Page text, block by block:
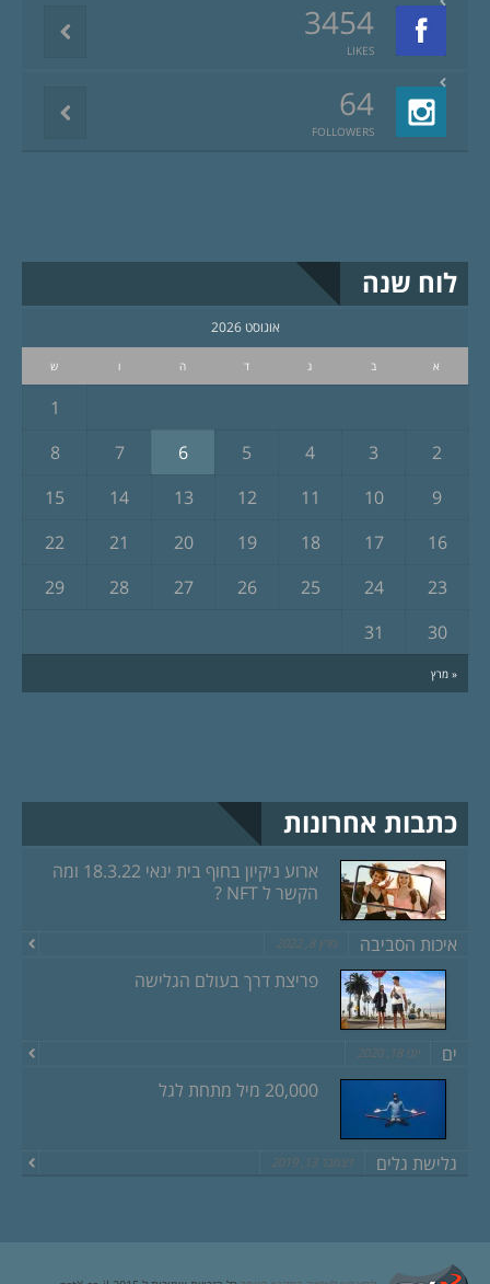
3454
LIKES
64
FOLLOWERS
לוח שנה
אוגוסט 2026
א ב ג ד ה ו ש
« מרץ
1
2
3
4
5
6
7
8
9
10
11
12
13
14
15
16
17
18
19
20
21
22
23
24
25
26
27
28
29
30
31
כתבות אחרונות
ארוע ניקיון בחוף בית ינאי 18.3.22 ומה
הקשר ל NFT ?
איכות הסביבה מרץ 8, 2022
פריצת דרך בעולם הגלישה
ים יוני 18, 2020
20,000 מיל מתחת לגל
גלישת גלים דצמבר 13, 2019